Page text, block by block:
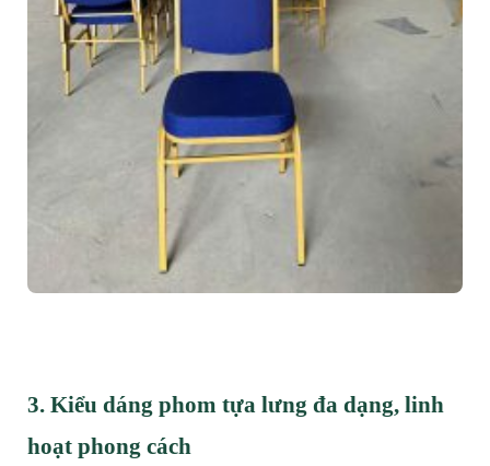
3. Kiểu dáng phom tựa lưng đa dạng, linh
hoạt phong cách